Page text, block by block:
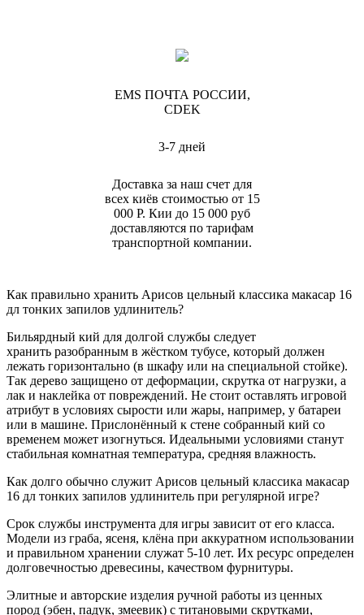
EMS ПОЧТА РОССИИ,
CDEK
3-7 дней
Доставка за наш счет для
всех киёв стоимостью от 15
000 Р. Кии до 15 000 руб
доставляются по тарифам
транспортной компании.
Как правильно хранить Арисов цельный классика макасар 16
дл тонких запилов удлинитель?
Бильярдный кий для долгой службы следует
хранить разобранным в жёстком тубусе, который должен
лежать горизонтально (в шкафу или на специальной стойке).
Так дерево защищено от деформации, скрутка от нагрузки, а
лак и наклейка от повреждений. Не стоит оставлять игровой
атрибут в условиях сырости или жары, например, у батареи
или в машине. Прислонённый к стене собранный кий со
временем может изогнуться. Идеальными условиями станут
стабильная комнатная температура, средняя влажность.
Как долго обычно служит Арисов цельный классика макасар
16 дл тонких запилов удлинитель при регулярной игре?
Срок службы инструмента для игры зависит от его класса.
Модели из граба, ясеня, клёна при аккуратном использовании
и правильном хранении служат 5-10 лет. Их ресурс определен
долговечностью древесины, качеством фурнитуры.
Элитные и авторские изделия ручной работы из ценных
пород (эбен, падук, змеевик) с титановыми скрутками,